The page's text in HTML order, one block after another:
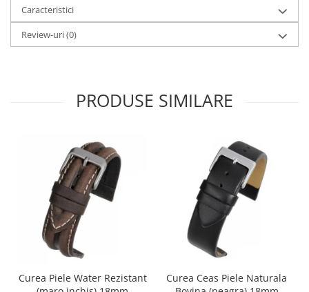
Caracteristici
Review-uri(0)
PRODUSE SIMILARE
Curea Piele Water Rezistant
Curea Ceas Piele Naturala